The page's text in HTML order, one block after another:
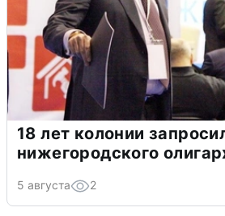
18 лет колонии
нижегородского
5 августа 2